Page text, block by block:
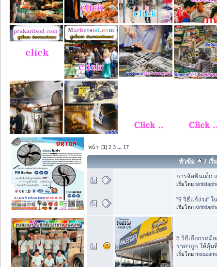
หน้า: [1]2 3 ... 17
หัวข้อ / เริ่
การจัดฟันเด็ก
เริ่มโดย
“9 วิธีแก้ง่วง”
เริ่มโดย
5 วิธีเลือกรถมือ
ราคาถูก ให้คุ้ม
เริ่มโดย